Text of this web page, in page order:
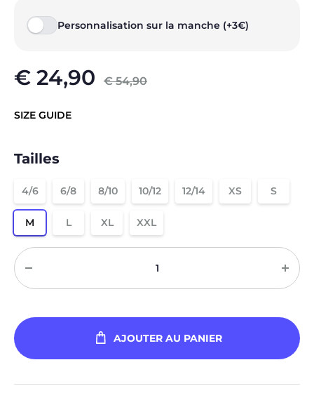
Personnalisation sur la manche (+3€)
€ 24,90 €54,90
SIZE GUIDE
Tailles
4/6 6/8 8/10 10/12 12/14 XS S
M L XL XXL
Quantité
AJOUTER AU PANIER